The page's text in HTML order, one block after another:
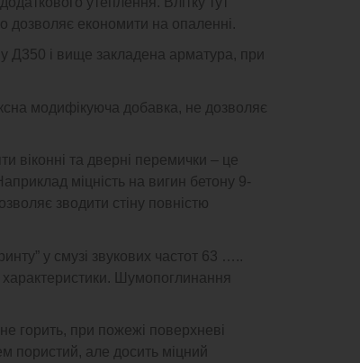
дозволяє економити на опаленні.
Д350 і вище закладена арматура, при
модифікуюча добавка, не дозволяє
віконні та дверні перемички – це
міцність на вигин бетону 9-
зводити стіну повністю
у смузі звукових частот 63 …..
характеристики. Шумопоглинання
горить, при пожежі поверхневі
пористий, але досить міцний